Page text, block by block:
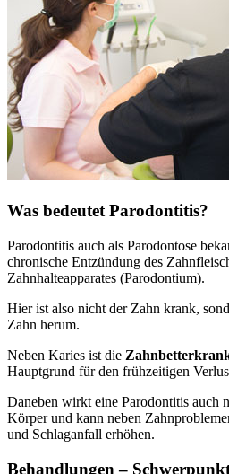
Was bedeutet Parodontitis?
Parodontitis auch als Parodontose
chronische Entzündung des
Zahnhalteapparates (Parodontium).
Hier ist also nicht der Zahn krank,
Zahn herum.
Neben Karies ist die
Hauptgrund für den frühzeitigen
Daneben wirkt eine Parodontitis auch
Körper und kann neben
und Schlaganfall erhöhen.
Behandlungen –